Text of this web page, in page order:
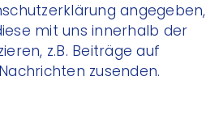
angegeben,
mit uns innerhalb der
z.B. Beiträge auf
zusenden.